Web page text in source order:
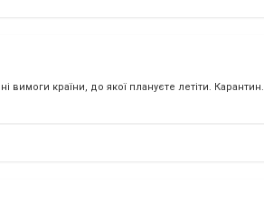
вимоги країни, до якої плануєте летіти.